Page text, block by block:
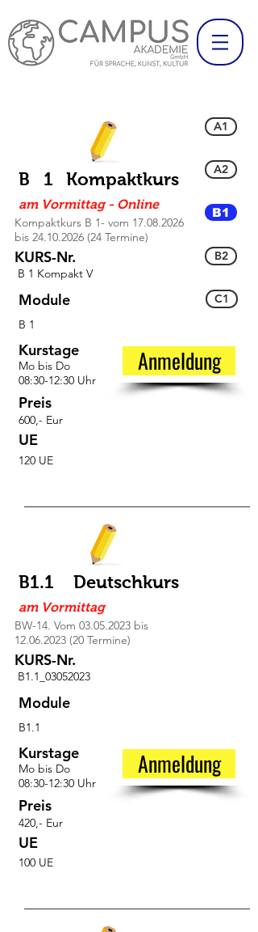
B 1 Kompaktkurs
am Vormittag - Online
Kompaktkurs B 1- vom 17.08.2026
bis 24.10.2026 (24 Termine)
KURS-Nr.
B 1 Kompakt V
Module
B 1
Kurstage
Preis
600,- Eur
Mo bis Do
08:30-12:30 Uhr
Anmeldung
UE
120 UE
B1.1 Deutschkurs
am Vormittag
BW-14. Vom 03.05.2023 bis
12.06.2023 (20 Termine)
KURS-Nr.
B1.1_03052023
Module
B1.1
Kurstage
Preis
420,- Eur
Mo bis Do
08:30-12:30 Uhr
Anmeldung
UE
100 UE
A1
A2
B1
B2
C1